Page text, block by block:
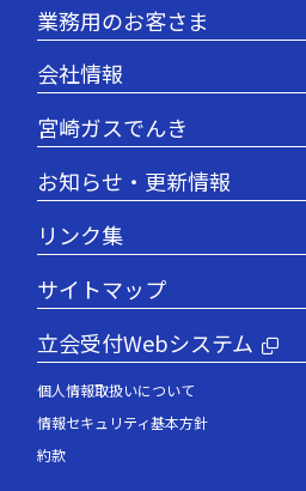
業務用のお客さま
会社情報
宮崎ガスでんき
お知らせ・更新情報
リンク集
サイトマップ
立会受付Webシステム
個人情報取扱いについて
情報セキュリティ基本方針
約款